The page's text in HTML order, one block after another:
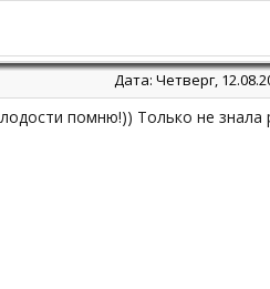
Дата: Четверг,
помню!)) Только не знала